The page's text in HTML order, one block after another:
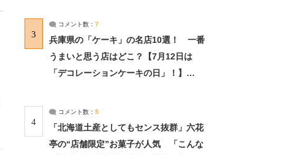
3
コメント数： 7
兵庫県の「ケーキ」の名店10選！ 一番
うまいと思う店はどこ？【7月12日は
「デコレーションケーキの日」！】
4
コメント数： 5
「北海道土産としてもセンス抜群」六花
亭の“店舗限定”お菓子が人気 「こんな